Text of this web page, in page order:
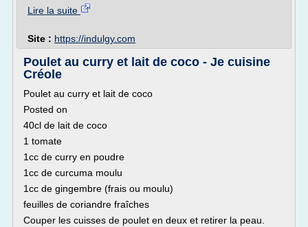
Lire la suite
Site : https://indulgy.com
Poulet au curry et lait de coco - Je cuisine
Créole
Poulet au curry et lait de coco
Posted on
40cl de lait de coco
1 tomate
1cc de curry en poudre
1cc de curcuma moulu
1cc de gingembre (frais ou moulu)
feuilles de coriandre fraîches
Couper les cuisses de poulet en deux et retirer la peau.